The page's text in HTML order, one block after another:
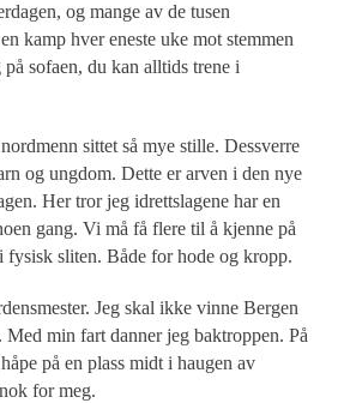
og mange av de tusen
kamp hver eneste uke mot stemmen
på sofaen, du kan alltids trene i
sittet så mye stille. Dessverre
og ungdom. Dette er arven i den nye
Her tror jeg idrettslagene har en
gang. Vi må få flere til å kjenne på
fysisk sliten. Både for hode og kropp.
Jeg skal ikke vinne Bergen
min fart danner jeg baktroppen. På
på en plass midt i haugen av
for meg.